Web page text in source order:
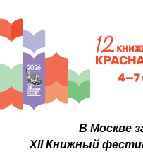
В Москве
XII Книжный